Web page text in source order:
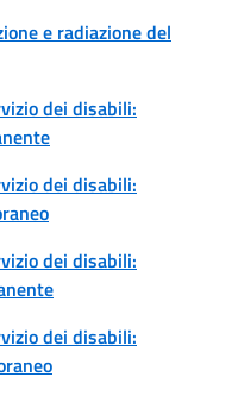
e radiazione del
dei disabili:
dei disabili:
dei disabili:
dei disabili: